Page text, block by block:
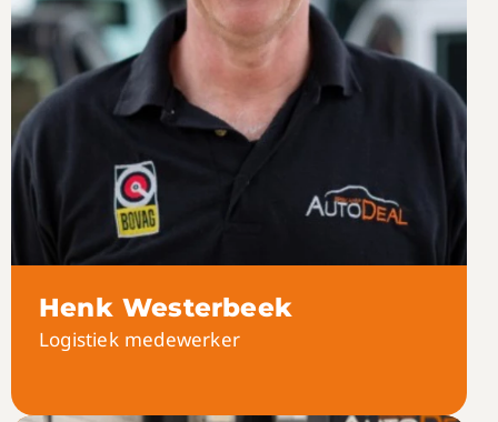
Henk Westerbeek
Logistiek medewerker